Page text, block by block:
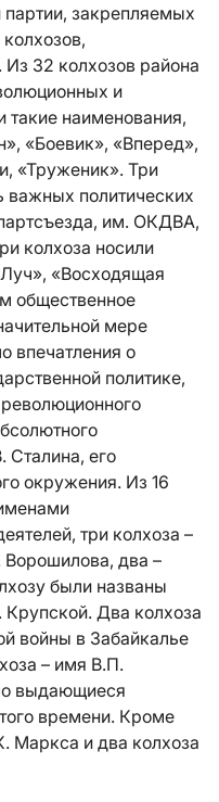
закрепляемых
Из 32 колхозов района
и
такие наименования,
«Боевик», «Вперед»,
«Труженик». Три
важных политических
им. ОКДВА,
колхоза носили
«Восходящая
общественное
мере
впечатления о
политике,
Сталина, его
окружения. Из 16
три колхоза –
два –
были названы
Два колхоза
войны в Забайкалье
– имя В.П.
выдающиеся
времени. Кроме
Маркса и два колхоза